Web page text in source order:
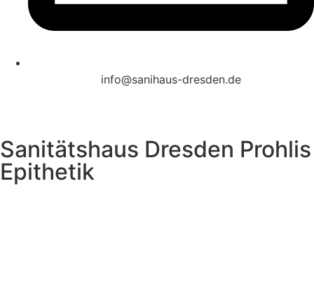
info@sanihaus-dresden.de
Sanitätshaus Dresden Prohlis
Epithetik